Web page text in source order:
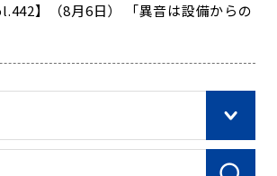
】（8月6日） 「異音は設備からの